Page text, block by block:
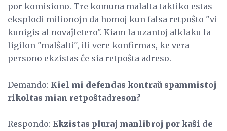
por komisiono. Tre komuna malalta taktiko estas
eksplodi milionojn da homoj kun falsa retpoŝto "vi
kunigis al novaĵletero". Kiam la uzantoj alklaku la
ligilon "malŝalti", ili vere konfirmas, ke vera
persono ekzistas ĉe sia retpoŝta adreso.
Demando: Kiel mi defendas kontraŭ spammistoj
rikoltas mian retpoŝtadreson?
Respondo: Ekzistas pluraj manlibroj por kaŝi de